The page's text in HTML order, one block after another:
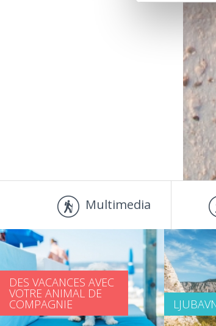
Multimedia
DES VACANCES AVEC
VOTRE ANIMAL DE
COMPAGNIE